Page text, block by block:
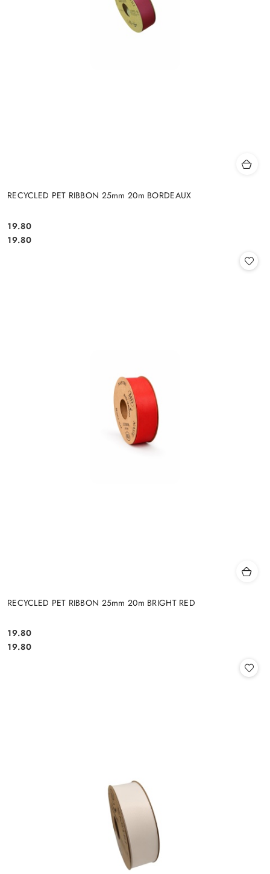
RECYCLED PET RIBBON 25mm 20m BORDEAUX
Cena:
19.80
Cena:
19.80
RECYCLED PET RIBBON 25mm 20m BRIGHT RED
Cena:
19.80
Cena:
19.80